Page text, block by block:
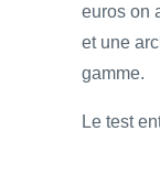
euros on
et une
gamme.
Le test